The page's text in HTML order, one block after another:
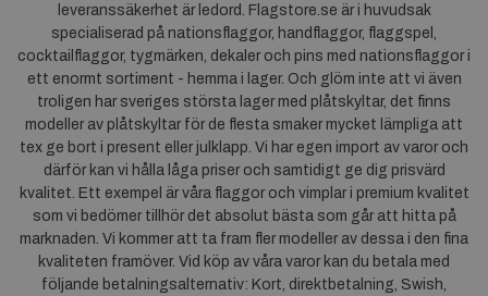
leveranssäkerhet är ledord. Flagstore.se är i huvudsak
specialiserad på nationsflaggor, handflaggor, flaggspel,
cocktailflaggor, tygmärken, dekaler och pins med nationsflaggor i
ett enormt sortiment - hemma i lager. Och glöm inte att vi även
troligen har sveriges största lager med plåtskyltar, det finns
modeller av plåtskyltar för de flesta smaker mycket lämpliga att
tex ge bort i present eller julklapp. Vi har egen import av varor och
därför kan vi hålla låga priser och samtidigt ge dig prisvärd
kvalitet. Ett exempel är våra flaggor och vimplar i premium kvalitet
som vi bedömer tillhör det absolut bästa som går att hitta på
marknaden. Vi kommer att ta fram fler modeller av dessa i den fina
kvaliteten framöver. Vid köp av våra varor kan du betala med
följande betalningsalternativ: Kort, direktbetalning, Swish,